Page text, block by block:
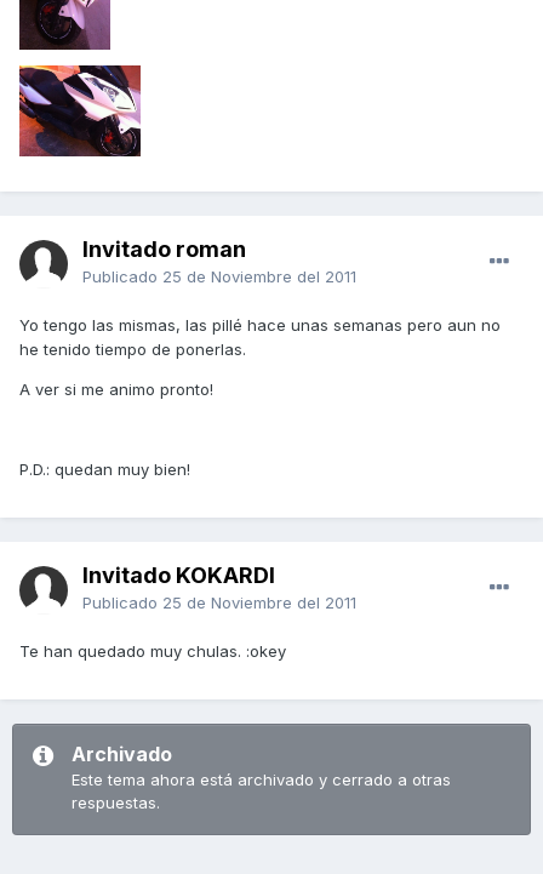
Invitado roman
Publicado 25 de Noviembre del 2011
Yo tengo las mismas, las pillé hace unas semanas pero aun no
he tenido tiempo de ponerlas.
A ver si me animo pronto!
P.D.: quedan muy bien!
Invitado KOKARDI
Publicado 25 de Noviembre del 2011
Te han quedado muy chulas. :okey
Archivado
Este tema ahora está archivado y cerrado a otras
respuestas.